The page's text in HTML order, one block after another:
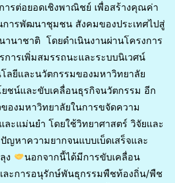
ารต่อยอดเชิงพาณิชย์ เพื่อสร้างคุณค่า
ารพัฒนาชุมชน สังคมของประเทศไปสู่
านาชาติ โดยดำเนินงานผ่านโครงการ
การเพิ่มสมรรถนะและระบบนิเวศน์
ลยีและนวัตกรรมของมหาวิทยาลัย
ชน์และขับเคลื่อนธุรกิจนวัตกรรม อีก
องมหาวิทยาลัยในการขจัดความ
ละแม่นยำ โดยใช้วิทยาศาสตร์ วิจัยและ
ญหาความยากจนแบบเบ็ดเสร็จและ
ง
นอกจากนี้ได้มีการขับเคลื่อน
ละการอนุรักษ์พันธุกรรมพืชท้องถิ่น/พืช